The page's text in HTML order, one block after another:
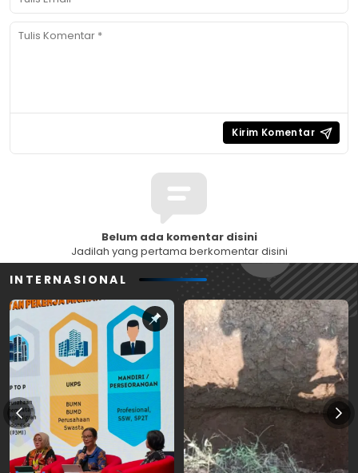
Belum ada komentar disini
Jadilah yang pertama berkomentar disini
INTERNASIONAL